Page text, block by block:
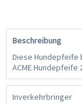
Beschreibung
Diese Hundepfeife
ACME Hundepfeife
Inverkehrbringer